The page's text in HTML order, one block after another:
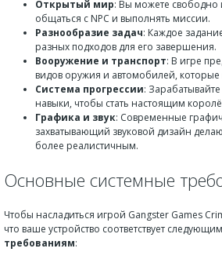
Открытый мир: Вы можете свободно
общаться с NPC и выполнять миссии.
Разнообразие задач: Каждое
разных подходов для его завершения.
Вооружение и транспорт: В игре
видов оружия и автомобилей, которые
Система прогрессии:
навыки, чтобы стать настоящим
Графика и звук: Современные
захватывающий звуковой дизайн
более реалистичным.
Основные системные
Чтобы насладиться игрой Gangster Games
что ваше устройство соответствует следующим
требованиям: